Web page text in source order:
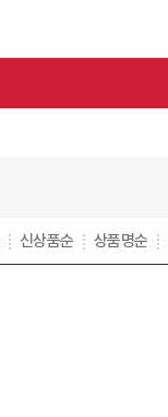
신상품순 상품명순